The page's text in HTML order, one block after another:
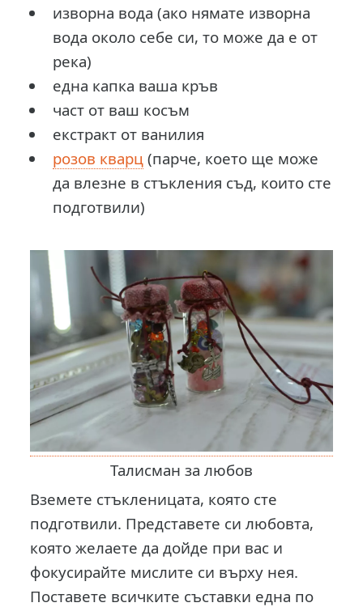
изворна вода (ако нямате изворна
вода около себе си, то може да е от
река)
една капка ваша кръв
част от ваш косъм
екстракт от ванилия
розов кварц (парче, което ще може
да влезне в стъкления съд, които сте
подготвили)
Талисман за любов
Вземете стъкленицата, която сте
подготвили. Представете си любовта,
която желаете да дойде при вас и
фокусирайте мислите си върху нея.
Поставете всичките съставки една по